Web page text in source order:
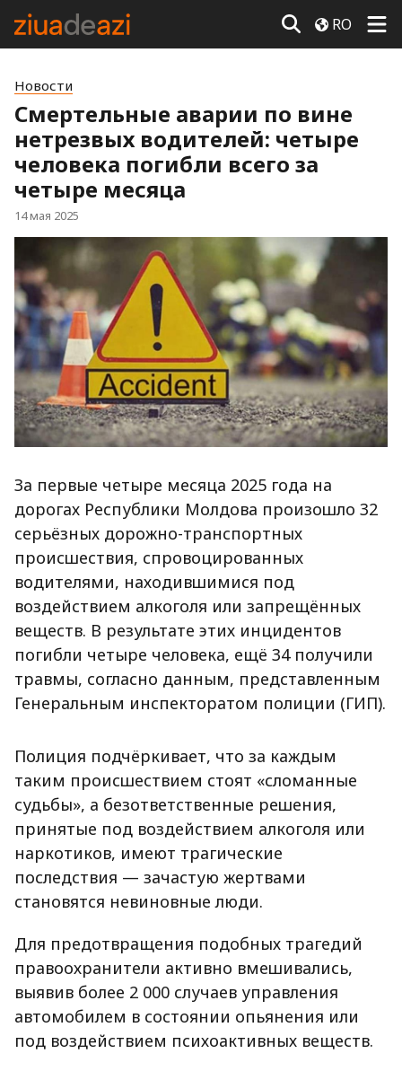
RO
Новости
Смертельные аварии по вине
нетрезвых водителей: четыре
человека погибли всего за
четыре месяца
14 мая 2025
За первые четыре месяца 2025 года на
дорогах Республики Молдова произошло 32
серьёзных дорожно-транспортных
происшествия, спровоцированных
водителями, находившимися под
воздействием алкоголя или запрещённых
веществ. В результате этих инцидентов
погибли четыре человека, ещё 34 получили
травмы, согласно данным, представленным
Генеральным инспекторатом полиции (ГИП).
Полиция подчёркивает, что за каждым
таким происшествием стоят «сломанные
судьбы», а безответственные решения,
принятые под воздействием алкоголя или
наркотиков, имеют трагические
последствия — зачастую жертвами
становятся невиновные люди.
Для предотвращения подобных трагедий
правоохранители активно вмешивались,
выявив более 2 000 случаев управления
автомобилем в состоянии опьянения или
под воздействием психоактивных веществ.